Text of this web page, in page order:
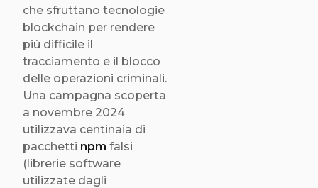
che sfruttano tecnologie
blockchain per rendere
più difficile il
tracciamento e il blocco
delle operazioni criminali.
Una campagna scoperta
a novembre 2024
utilizzava centinaia di
pacchetti npm falsi
(librerie software
utilizzate dagli